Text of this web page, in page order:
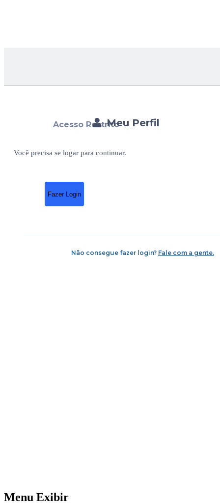
Meu Perfil
Acesso Restrito
Você precisa se logar para continuar.
Fazer Login
Não consegue fazer login? Fale com a gente.
Menu Exibir